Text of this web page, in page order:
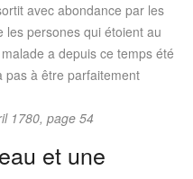
avec abondance par les
les persones qui étoient au
a depuis ce temps été
pas à être parfaitement
1780, page 54
et une